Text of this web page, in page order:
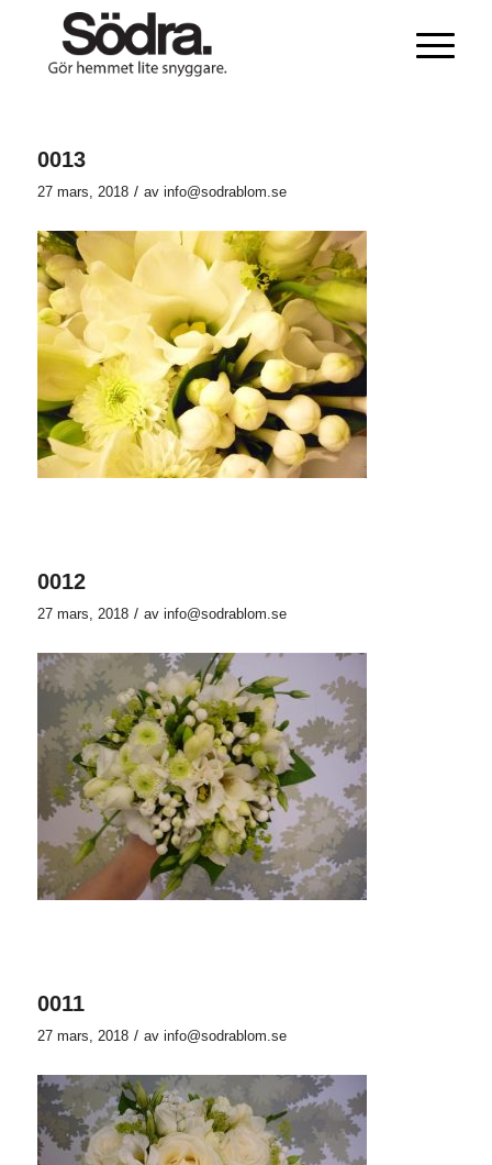
0013
27 mars, 2018 / av info@sodrablom.se
0012
27 mars, 2018 / av info@sodrablom.se
0011
27 mars, 2018 / av info@sodrablom.se